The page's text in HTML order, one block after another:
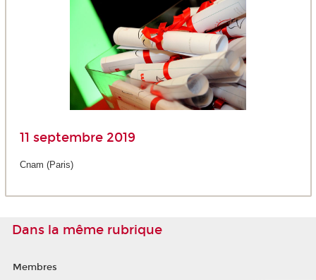
11 septembre 2019
Cnam (Paris)
Dans la même rubrique
Membres